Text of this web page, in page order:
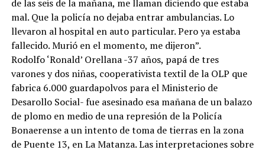
de las seis de la mañana, me llaman diciendo que estaba
mal. Que la policía no dejaba entrar ambulancias. Lo
llevaron al hospital en auto particular. Pero ya estaba
fallecido. Murió en el momento, me dijeron”.
Rodolfo ‘Ronald’ Orellana -37 años, papá de tres
varones y dos niñas, cooperativista textil de la OLP que
fabrica 6.000 guardapolvos para el Ministerio de
Desarollo Social- fue asesinado esa mañana de un balazo
de plomo en medio de una represión de la Policía
Bonaerense a un intento de toma de tierras en la zona
de Puente 13, en La Matanza. Las interpretaciones sobre